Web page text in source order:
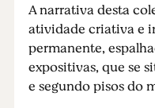
A narrativa desta
atividade criativa e
permanente,
expositivas, que se
e segundo pisos do